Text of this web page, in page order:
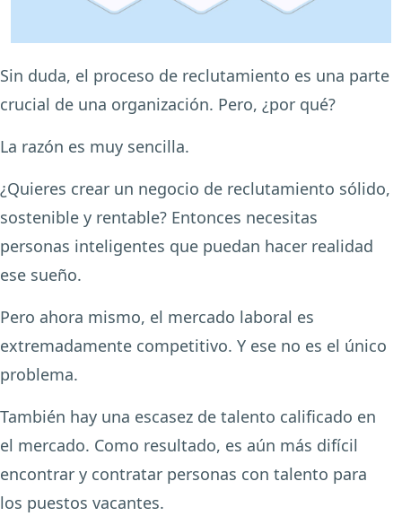
Sin duda, el proceso de reclutamiento es una parte
crucial de una organización. Pero, ¿por qué?
La razón es muy sencilla.
¿Quieres crear un negocio de reclutamiento sólido,
sostenible y rentable? Entonces necesitas
personas inteligentes que puedan hacer realidad
ese sueño.
Pero ahora mismo, el mercado laboral es
extremadamente competitivo. Y ese no es el único
problema.
También hay una escasez de talento calificado en
el mercado. Como resultado, es aún más difícil
encontrar y contratar personas con talento para
los puestos vacantes.